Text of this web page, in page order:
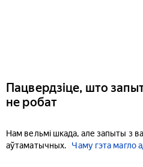
Пацвердзіце, што
не робат
Нам вельмі шкада, але запыты з
аўтаматычных.
Чаму гэта магло